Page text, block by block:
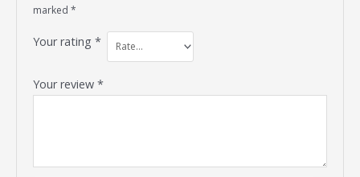
marked*
Your rating*
Your review*